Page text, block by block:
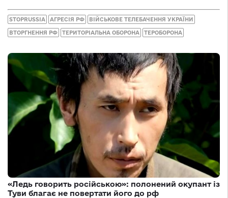
STOPRUSSIA АГРЕСІЯ РФ ВІЙСЬКОВЕ ТЕЛЕБАЧЕННЯ УКРАЇНИ
ВТОРГНЕННЯ РФ ТЕРИТОРІАЛЬНА ОБОРОНА ТЕРОБОРОНА
«Ледь говорить російською»: полонений окупант із
Туви благає не повертати його до рф